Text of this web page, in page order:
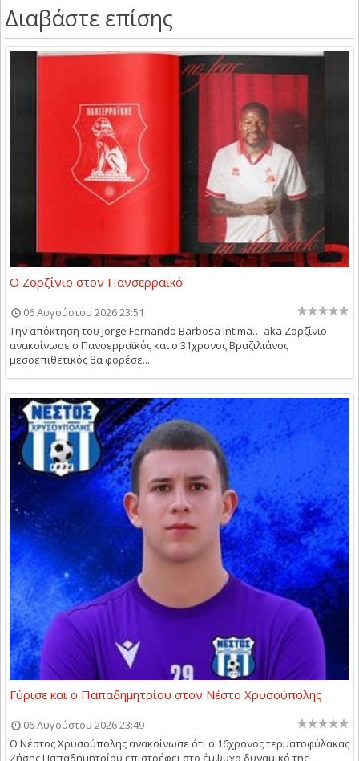
Διαβάστε επίσης
Ο Ζορζίνιο στον Πανσερραϊκό
06 Αυγούστου 2026 23:51
Την απόκτηση του Jorge Fernando Barbosa Intima… aka Ζορζίνιο
ανακοίνωσε ο Πανσερραϊκός και ο 31χρονος Βραζιλιάνος
μεσοεπιθετικός θα φορέσε...
Γύρισε και ο Παπαδημητρίου στον Νέστο Χρυσούπολης
06 Αυγούστου 2026 23:49
Ο Νέστος Χρυσούπολης ανακοίνωσε ότι ο 16χρονος τερματοφύλακας
Ζήσης Παπαδημητρίου επιστρέφει στο έμψυχο δυναμικό της